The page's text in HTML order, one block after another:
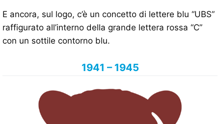
E ancora, sul logo, c’è un concetto di lettere blu “UBS”
raffigurato all’interno della grande lettera rossa “C”
con un sottile contorno blu.
1941 – 1945